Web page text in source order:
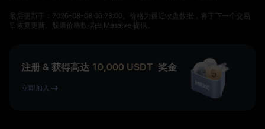
最后更新于：⁦2026-08-08 06:28:00⁩。价格为最近收盘数据，将于下一个交易
日恢复更新。股票价格数据由 Massive 提供。
注册 & 获得高达 10,000 USDT 奖金
立即加入